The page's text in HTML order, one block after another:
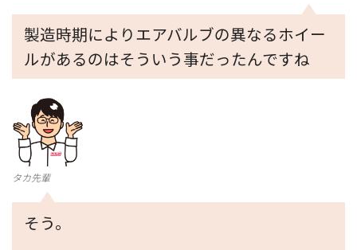
製造時期によりエアバルブの異なるホイー
ルがあるのはそういう事だったんですね
タカ先輩
そう。